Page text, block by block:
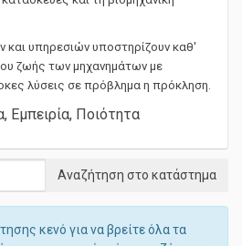
και τη βιομηχανική
υπηρεσιών υποστηρίζουν καθ'
ζωής των μηχανημάτων με
λύσεις σε πρόβλημα η πρόκληση.
Εμπειρία, Ποιότητα
κενό για να βρείτε όλα τα